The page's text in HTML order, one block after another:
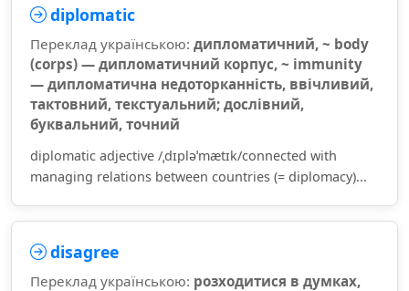
diplomatic
Переклад українською: дипломатичний, ~ body
(corps) — дипломатичний корпус, ~ immunity
— дипломатична недоторканність, ввічливий,
тактовний, текстуальний; дослівний,
буквальний, точний
diplomatic adjective /ˌdɪpləˈmætɪk/connected with
managing relations between countries (= diplomacy)...
disagree
Переклад українською: розходитися в думках,